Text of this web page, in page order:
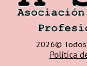
2026©
Política